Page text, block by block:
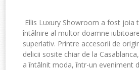
Ellis Luxury Showroom a fost joia
întâlnire al multor doamne
superlativ. Printre accesorii de
delicii sosite chiar de la
a întâlnit moda, într-un eveniment